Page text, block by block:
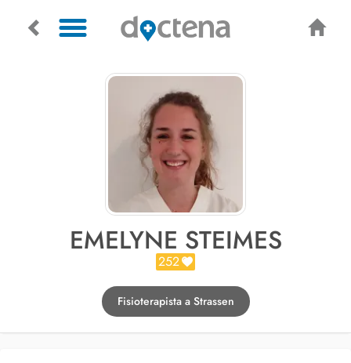
EMELYNE STEIMES
252
Fisioterapista a Strassen